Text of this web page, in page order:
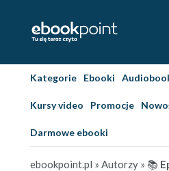
Kategorie Ebooki
Kursy video Promocje
Darmowe ebooki
ebookpoint.pl » Autorzy » 📚